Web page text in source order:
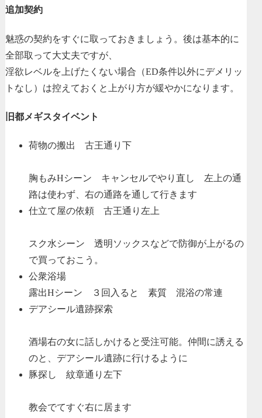
追加契約
魅惑の契約をすぐに取っておきましょう。後は基本的に
全部取って大丈夫ですが、
淫欲レベルを上げたくない場合（ED条件以外にデメリッ
トなし）は控えておくと上がり方が緩やかになります。
旧都メギスタイベント
荷物の搬出 古王通り下
胸もみHシーン キャンセルでやり直し 左上の通
路は使わず、右の通路を通して行きます
仕立て屋の依頼 古王通り左上
スク水シーン 透明ソックスなどで防御が上がるの
で買っておこう。
公衆浴場
露出Hシーン ３回入ると 素質 混浴の常連
デアシール遺跡探索
酒場右の女に話しかけると受注可能。仲間に誘える
のと、デアシール遺跡に行けるように
豚探し 紋章通り左下
教会でてすぐ右に居ます